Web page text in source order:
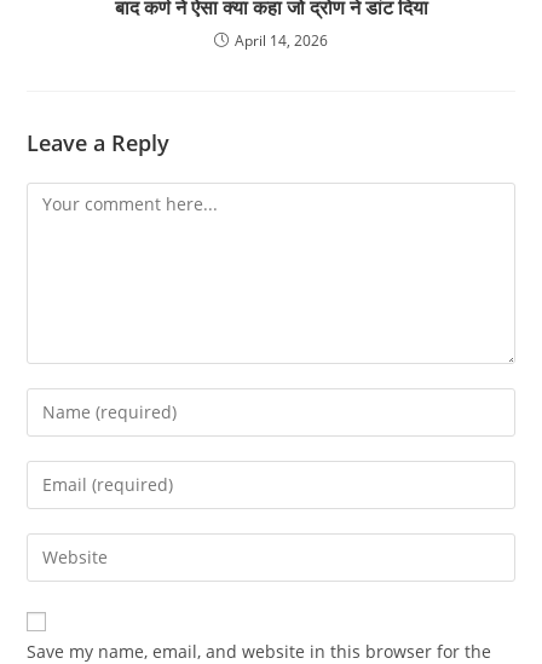
बाद कर्ण ने ऐसा क्या कहा जो द्रोण ने डांट दिया
April 14, 2026
Leave a Reply
Save my name, email, and website in this browser for the